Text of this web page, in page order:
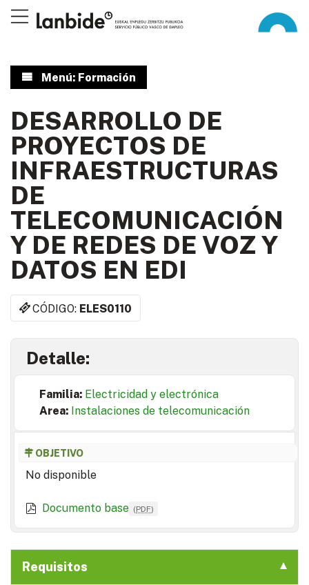
Menú: Formación
DESARROLLO DE
PROYECTOS DE
INFRAESTRUCTURAS
DE
TELECOMUNICACIÓN
Y DE REDES DE VOZ Y
DATOS EN EDI
CÓDIGO: ELES0110
Detalle:
Familia: Electricidad y electrónica
Area: Instalaciones de telecomunicación
OBJETIVO
No disponible
Documento base (PDF)
Requisitos